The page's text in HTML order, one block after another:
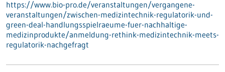
https://www.bio-pro.de/veranstaltungen/vergangene-
veranstaltungen/zwischen-medizintechnik-regulatorik-und-
green-deal-handlungsspielraeume-fuer-nachhaltige-
medizinprodukte/anmeldung-rethink-medizintechnik-meets-
regulatorik-nachgefragt